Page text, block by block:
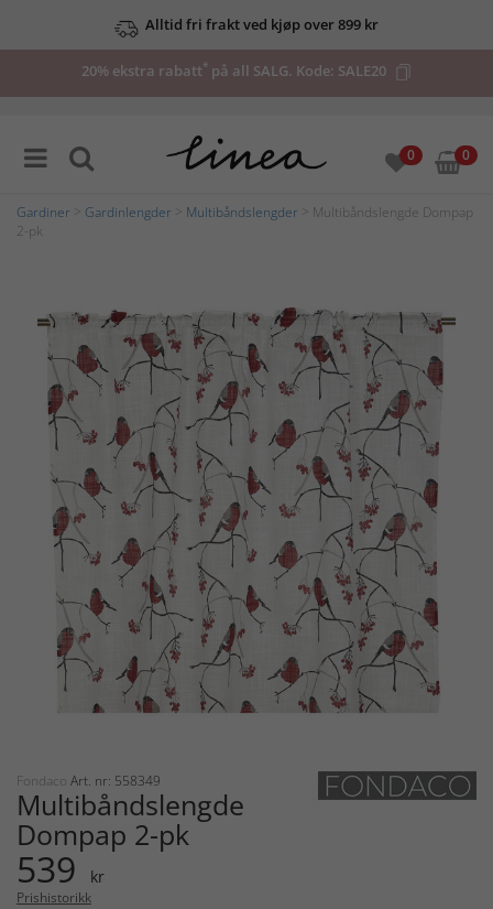
Alltid fri frakt ved kjøp over 899 kr
20% ekstra rabatt* på all SALG. Kode: SALE20
0 0
Gardiner Gardinlengder Multibåndslengder > Multibåndslengde Dompap
2-pk
Fondaco Art. nr: 558349
Multibåndslengde
Dompap 2-pk
539 kr
Prishistorikk